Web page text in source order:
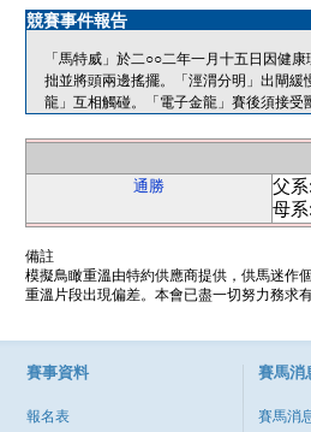
競賽事件報告
「馬特威」於二○○二年一月十五日因健
拙並將頭兩邊搖擺。「涇渭分明」出閘
龍」互相觸碰。「電子金龍」賽後須接受
通勝
父
母
備註
模擬鳥瞰重溫由特約供應商提供，供馬迷作
重溫片段出現偏差。本會已盡一切努力務求
賽事資料
報名表
賽馬消
賽馬消